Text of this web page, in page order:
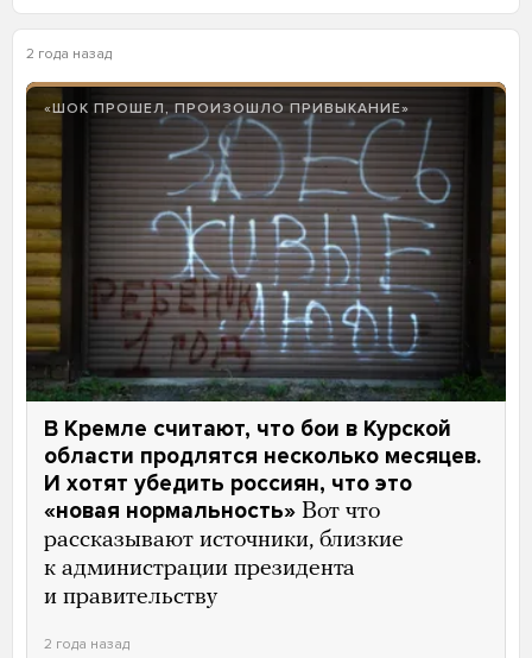
2 года назад
«ШОК ПРОШЕЛ, ПРОИЗОШЛО ПРИВЫКАНИЕ»
В Кремле считают, что бои в Курской
области продлятся несколько месяцев.
И хотят убедить россиян, что это
«новая нормальность» Вот что
рассказывают источники, близкие
к администрации президента
и правительству
2 года назад